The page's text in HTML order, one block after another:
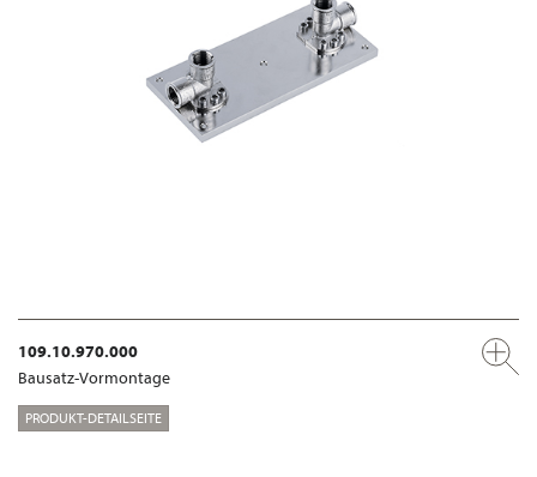
109.10.970.000
Bausatz-Vormontage
PRODUKT-DETAILSEITE